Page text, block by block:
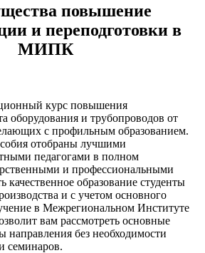
повышение
и переподготовки в
МИПК
курс повышения
оборудования и трубопроводов от
с профильным образованием.
отобраны лучшими
педагогами в полном
и профессиональными
качественное образование студенты
и с учетом основного
в Межрегиональном Институте
вам рассмотреть основные
без необходимости
семинаров.